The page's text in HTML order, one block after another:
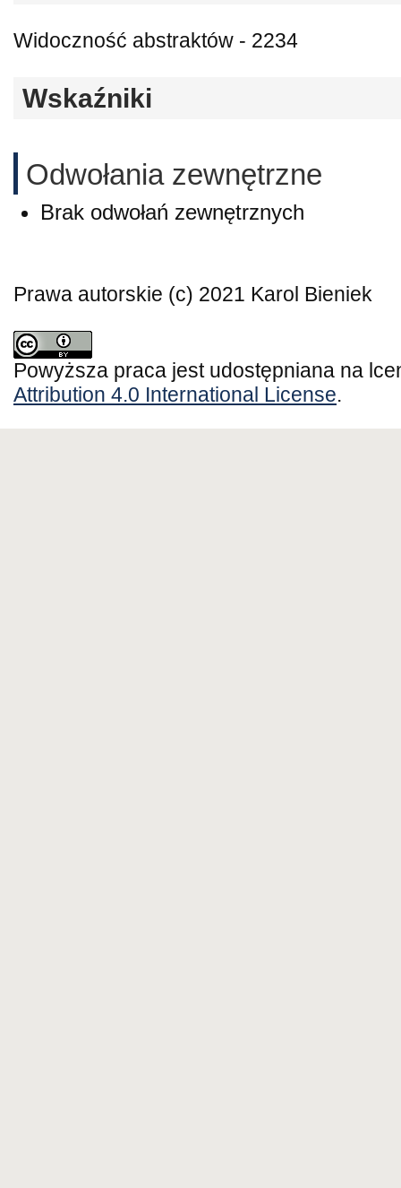
Widoczność abstraktów - 2234
Wskaźniki
Odwołania zewnętrzne
Brak odwołań zewnętrznych
Prawa autorskie (c) 2021 Karol Bieniek
Powyższa praca jest udostępniana na
Attribution 4.0 International License.